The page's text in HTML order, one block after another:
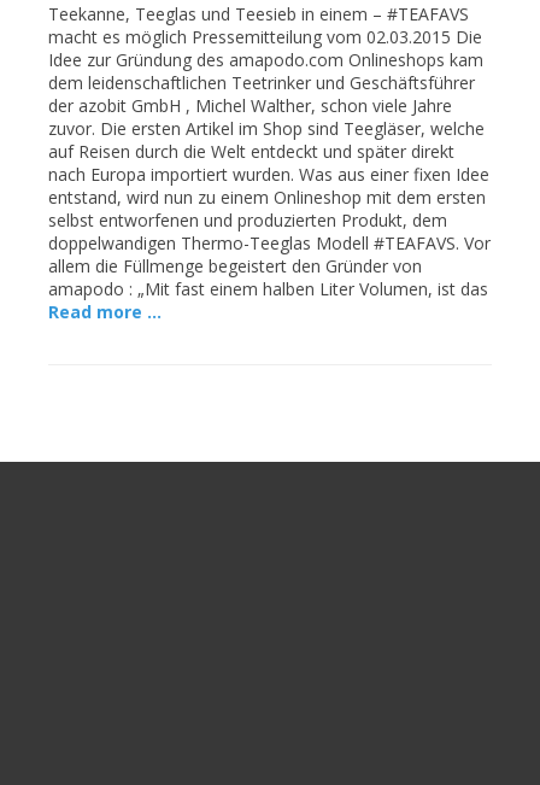
Teekanne, Teeglas und Teesieb in einem – #TEAFAVS
macht es möglich Pressemitteilung vom 02.03.2015 Die
Idee zur Gründung des amapodo.com Onlineshops kam
dem leidenschaftlichen Teetrinker und Geschäftsführer
der azobit GmbH , Michel Walther, schon viele Jahre
zuvor. Die ersten Artikel im Shop sind Teegläser, welche
auf Reisen durch die Welt entdeckt und später direkt
nach Europa importiert wurden. Was aus einer fixen Idee
entstand, wird nun zu einem Onlineshop mit dem ersten
selbst entworfenen und produzierten Produkt, dem
doppelwandigen Thermo-Teeglas Modell #TEAFAVS. Vor
allem die Füllmenge begeistert den Gründer von
amapodo : „Mit fast einem halben Liter Volumen, ist das
Read more …